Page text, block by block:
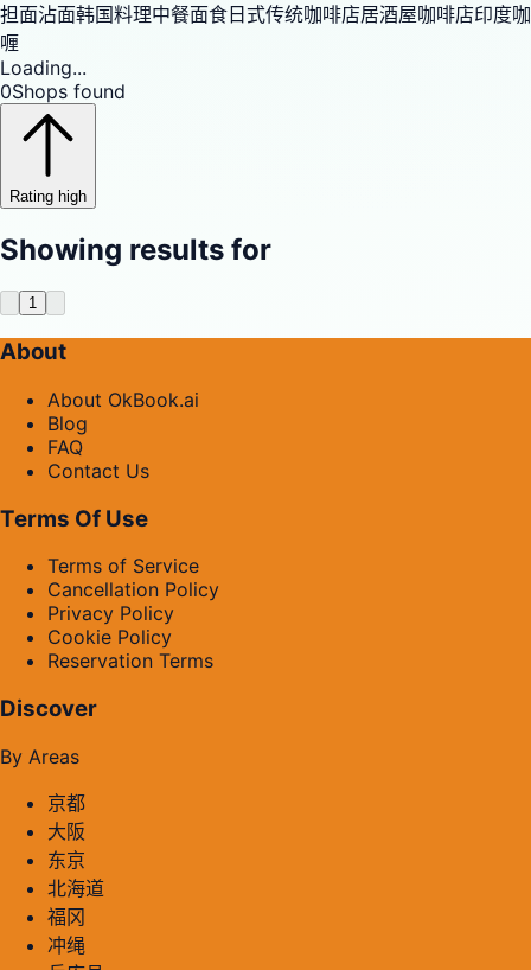
担面沾面韩国料理中餐面食日式传统咖啡店居酒屋咖啡店印度咖
喱
Loading...
0Shops found
Rating high
Showing results for
1
About
About OkBook.ai
Blog
FAQ
Contact Us
Terms Of Use
Terms of Service
Cancellation Policy
Privacy Policy
Cookie Policy
Reservation Terms
Discover
By Areas
京都
大阪
东京
北海道
福冈
冲绳